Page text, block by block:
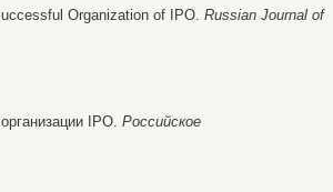
Organization of IPO. Russian Journal of
IPO. Российское